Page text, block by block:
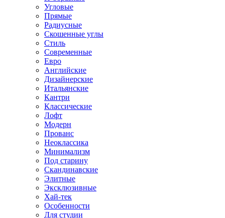
Угловые
Прямые
Радиусные
Скошенные углы
Стиль
Современные
Евро
Английские
Дизайнерские
Итальянские
Кантри
Классические
Лофт
Модерн
Прованс
Неоклассика
Минимализм
Под старину
Скандинавские
Элитные
Эксклюзивные
Хай-тек
Особенности
Для студии